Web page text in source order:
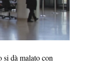
dà malato con